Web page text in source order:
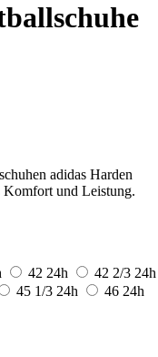
adidas Harden
und Leistung.
42 24h 42 2/3 24h
45 1/3 24h 46 24h